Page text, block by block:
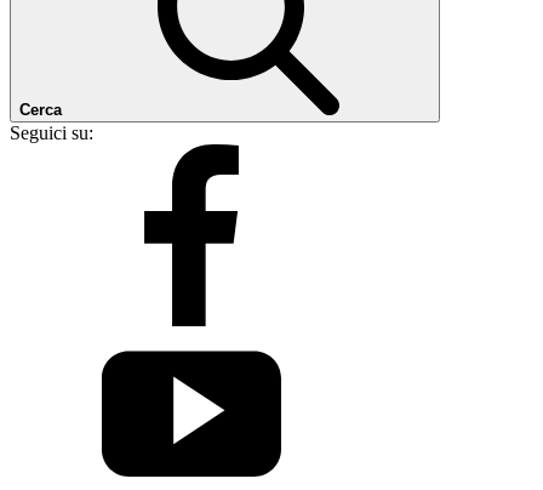
Cerca
Seguici su: